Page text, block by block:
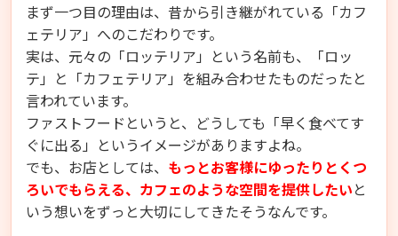
まず一つ目の理由は、昔から引き継がれている「カフ
ェテリア」へのこだわりです。
実は、元々の「ロッテリア」という名前も、「ロッ
テ」と「カフェテリア」を組み合わせたものだったと
言われています。
ファストフードというと、どうしても「早く食べてす
ぐに出る」というイメージがありますよね。
でも、お店としては、 もっとお客様にゆったりとくつ
ろいでもらえる、カフェのような空間を提供したいと
いう想いをずっと大切にしてきたそうなんです。